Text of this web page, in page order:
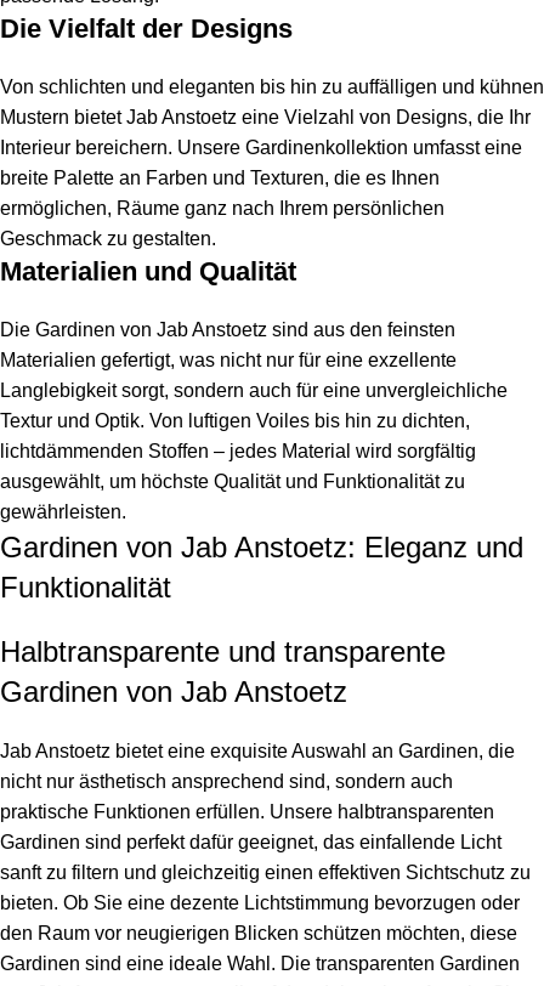
Die Vielfalt der Designs
Von schlichten und eleganten bis hin zu auffälligen und kühnen
Mustern bietet Jab Anstoetz eine Vielzahl von Designs, die Ihr
Interieur bereichern. Unsere Gardinenkollektion umfasst eine
breite Palette an Farben und Texturen, die es Ihnen
ermöglichen, Räume ganz nach Ihrem persönlichen
Geschmack zu gestalten.
Materialien und Qualität
Die Gardinen von Jab Anstoetz sind aus den feinsten
Materialien gefertigt, was nicht nur für eine exzellente
Langlebigkeit sorgt, sondern auch für eine unvergleichliche
Textur und Optik. Von luftigen Voiles bis hin zu dichten,
lichtdämmenden Stoffen – jedes Material wird sorgfältig
ausgewählt, um höchste Qualität und Funktionalität zu
gewährleisten.
Gardinen von Jab Anstoetz: Eleganz und
Funktionalität
Halbtransparente und transparente
Gardinen von Jab Anstoetz
Jab Anstoetz bietet eine exquisite Auswahl an Gardinen, die
nicht nur ästhetisch ansprechend sind, sondern auch
praktische Funktionen erfüllen. Unsere halbtransparenten
Gardinen sind perfekt dafür geeignet, das einfallende Licht
sanft zu filtern und gleichzeitig einen effektiven Sichtschutz zu
bieten. Ob Sie eine dezente Lichtstimmung bevorzugen oder
den Raum vor neugierigen Blicken schützen möchten, diese
Gardinen sind eine ideale Wahl. Die transparenten Gardinen